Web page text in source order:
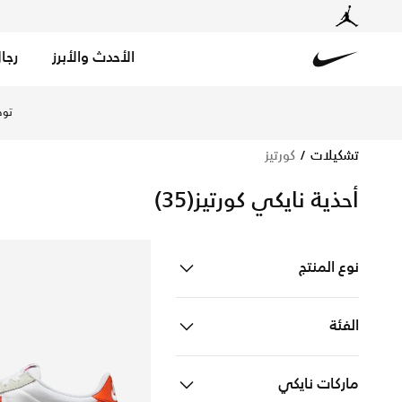
الأحدث والأبرز
تشكيلات كورتيز
أحذية نايكي كورتيز(35)
نوع المنتج
الفئة
ماركات نايكي